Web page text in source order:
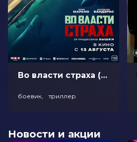
Во власти страха (18+)
боевик, триллер
Новости и акции